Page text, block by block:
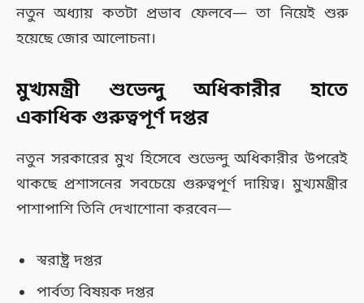
নতুন অধ্যায় কতটা প্রভাব ফেলবে— তা নিয়েই শুরু
হয়েছে জোর আলোচনা।
মুখ্যমন্ত্রী শুভেন্দু অধিকারীর হাতে
একাধিক গুরুত্বপূর্ণ দপ্তর
নতুন সরকারের মুখ হিসেবে শুভেন্দু অধিকারীর উপরেই
থাকছে প্রশাসনের সবচেয়ে গুরুত্বপূর্ণ দায়িত্ব। মুখ্যমন্ত্রীর
পাশাপাশি তিনি দেখাশোনা করবেন—
স্বরাষ্ট্র দপ্তর
পার্বত্য বিষয়ক দপ্তর